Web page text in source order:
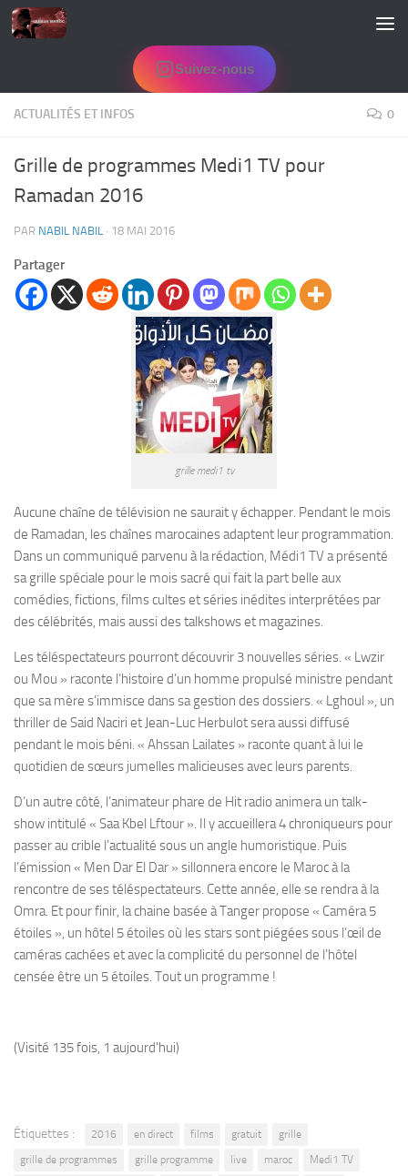
Skip to content
Suivez-nous
ACTUALITÉS ET INFOS 0
Grille de programmes Medi1 TV pour
Ramadan 2016
PAR NABIL NABIL · 18 MAI 2016
Partager
grille medi1 tv
Aucune chaîne de télévision ne saurait y échapper. Pendant le mois
de Ramadan, les chaînes marocaines adaptent leur programmation.
Dans un communiqué parvenu à la rédaction, Médi1 TV a présenté
sa grille spéciale pour le mois sacré qui fait la part belle aux
comédies, fictions, films cultes et séries inédites interprétées par
des célébrités, mais aussi des talkshows et magazines.
Les téléspectateurs pourront découvrir 3 nouvelles séries. « Lwzir
ou Mou » raconte l’histoire d’un homme propulsé ministre pendant
que sa mère s’immisce dans sa gestion des dossiers. « Lghoul », un
thriller de Said Naciri et Jean-Luc Herbulot sera aussi diffusé
pendant le mois béni. « Ahssan Lailates » raconte quant à lui le
quotidien de sœurs jumelles malicieuses avec leurs parents.
D’un autre côté, l’animateur phare de Hit radio animera un talk-
show intitulé « Saa Kbel Lftour ». Il y accueillera 4 chroniqueurs pour
passer au crible l’actualité sous un angle humoristique. Puis
l’émission « Men Dar El Dar » sillonnera encore le Maroc à la
rencontre de ses téléspectateurs. Cette année, elle se rendra à la
Omra. Et pour finir, la chaine basée à Tanger propose « Caméra 5
étoiles », un hôtel 5 étoiles où les stars sont piégées sous l’œil de
caméras cachées et avec la complicité du personnel de l’hôtel
censée être un 5 étoiles. Tout un programme !
(Visité 135 fois, 1 aujourd'hui)
Étiquettes : 2016 en direct films gratuit
grille
grille de programmes
grille programme live maroc
Medi1 TV